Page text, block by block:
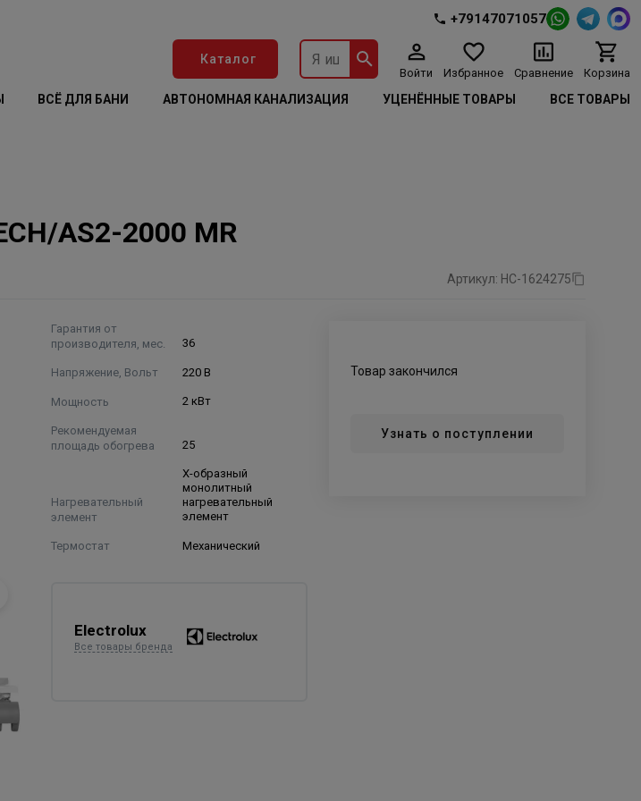
+79147071057
Каталог
Войти Избранное Сравнение Корзина
ВСЁ ДЛЯ БАНИ АВТОНОМНАЯ КАНАЛИЗАЦИЯ УЦЕНЁННЫЕ ТОВАРЫ ВСЕ ТОВАРЫ
AS2-2000 MR
Артикул: НС-1624275
Гарантия от
производителя, мес.
36
Напряжение, Вольт 220 В
Мощность 2 кВт
Рекомендуемая
площадь обогрева
25
Нагревательный
элемент
Х-образный
монолитный
нагревательный
элемент
Термостат Механический
Electrolux
Все товары бренда
Товар закончился
Узнать о поступлении